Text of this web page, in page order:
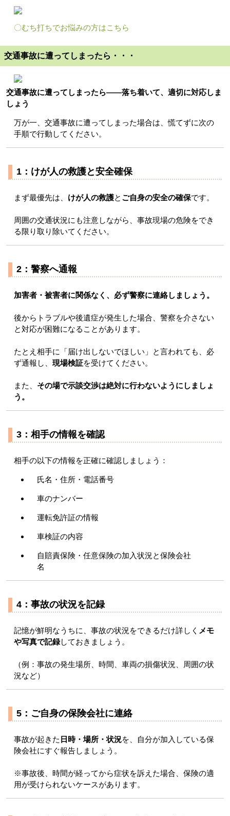
〇むち打ちでお悩みの方はこちら
交通事故に遭ってしまったら・・・
交通事故に遭ってしまったら——落ち着いて、適切に対応しま
しょう
万が一、交通事故に遭ってしまった場合は、慌てずに次の
手順で行動してください。
1：けが人の救護と安全確保
まず最優先は、 けが人の救護と ご自身の安全の確保です。
周囲の交通状況にも注意しながら、事故現場の危険をでき
る限り取り除いてください。
2：警察へ通報
加害者・被害者に関係なく、必ず警察に連絡しましょう。
後からトラブルや後遺症が発生した場合、警察を介さない
と対応が困難になることがあります。
たとえ相手に「届け出しないでほしい」と言われても、必
ず通報し、 現場検証を受けてください。
また、 その場で示談交渉は絶対に行わないようにしましょ
う。
3：相手の情報を確認
相手の以下の情報を正確に確認しましょう：
氏名・住所・電話番号
車のナンバー
運転免許証の情報
車検証の内容
自賠責保険・任意保険の加入状況と保険会社
名
4：事故の状況を記録
記憶が鮮明なうちに、事故の状況をできるだけ詳しく メモ
や写真で記録しておきましょう。
（例：事故の発生場所、時間、車両の損傷状況、周囲の状
況など）
5：ご自身の保険会社に連絡
事故が起きた 日時・場所・状況を、自分が加入している保
険会社にすぐ報告しましょう。
※事故後、時間が経ってから症状を訴えた場合、保険の適
用が受けられないケースがあります。